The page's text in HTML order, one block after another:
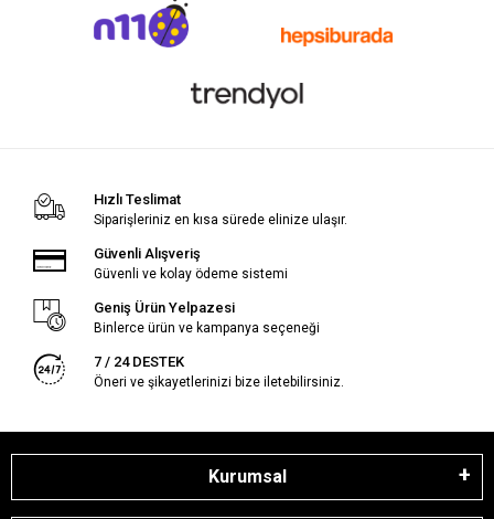
Hızlı Teslimat
Siparişleriniz en kısa sürede elinize ulaşır.
Güvenli Alışveriş
Güvenli ve kolay ödeme sistemi
Geniş Ürün Yelpazesi
Binlerce ürün ve kampanya seçeneği
7 / 24 DESTEK
Öneri ve şikayetlerinizi bize iletebilirsiniz.
Kurumsal